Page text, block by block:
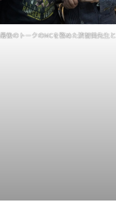
最後のトークのMCを務めた流智美先生と